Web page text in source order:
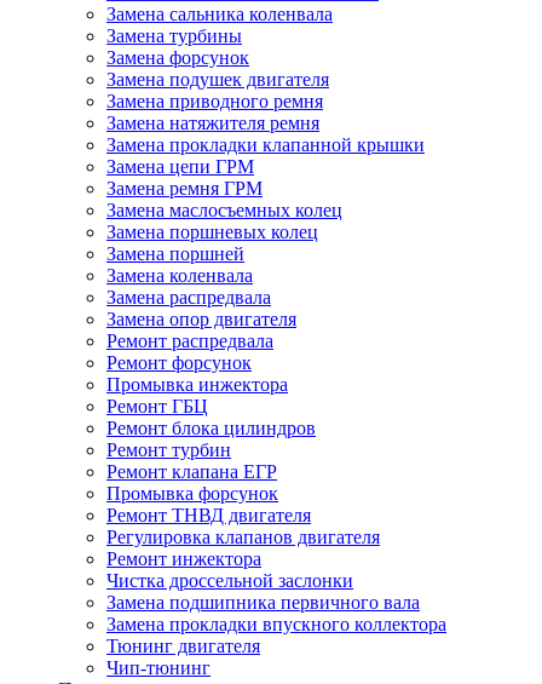
Замена сальника коленвала
Замена турбины
Замена форсунок
Замена подушек двигателя
Замена приводного ремня
Замена натяжителя ремня
Замена прокладки клапанной крышки
Замена цепи ГРМ
Замена ремня ГРМ
Замена маслосъемных колец
Замена поршневых колец
Замена поршней
Замена коленвала
Замена распредвала
Замена опор двигателя
Ремонт распредвала
Ремонт форсунок
Промывка инжектора
Ремонт ГБЦ
Ремонт блока цилиндров
Ремонт турбин
Ремонт клапана ЕГР
Промывка форсунок
Ремонт ТНВД двигателя
Регулировка клапанов двигателя
Ремонт инжектора
Чистка дроссельной заслонки
Замена подшипника первичного вала
Замена прокладки впускного коллектора
Тюнинг двигателя
Чип-тюнинг